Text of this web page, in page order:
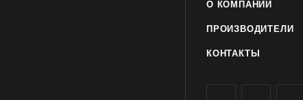
О КОМПАНИИ
ПРОИЗВОДИТЕЛИ
КОНТАКТЫ